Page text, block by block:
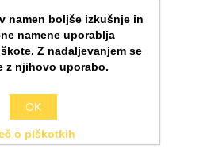
namen boljše izkušnje in
namene uporablja
Z nadaljevanjem se
z njihovo uporabo.
OK
o piškotkih